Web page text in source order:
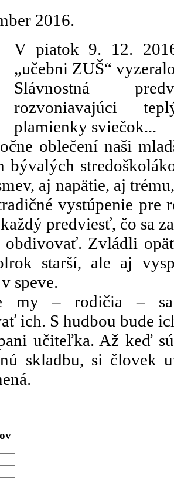
2016.
V piatok 9. 12.
„učebni ZUŠ“
Slávnostná
rozvoniavajúci
plamienky sviečok...
oblečení naši
bývalých
aj napätie, aj
vystúpenie pre
predviesť, čo sa
Zvládli
starší, ale aj
speve.
my – rodičia –
ich. S hudbou bude
učiteľka. Až keď
skladbu, si človek